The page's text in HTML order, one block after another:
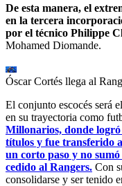
De esta manera, el
en la tercera
por el técnico Philippe
Mohamed Diomande.
Óscar Cortés llega al
El conjunto escocés será
en su trayectoria como
Millonarios, donde logró
títulos y fue transferido
un corto paso y no
cedido al Rangers. Con
consolidarse y ser tenido